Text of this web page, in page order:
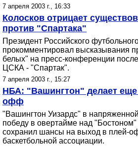
7 апреля 2003 г., 16:33
Колосков отрицает
против "Спартака"
Президент Российского
прокомментировал высказывания
белых" на пресс-конференции
ЦСКА - "Спартак".
7 апреля 2003 г., 15:27
НБА: "Вашингтон" делает
офф
"Вашингтон Уизардс" в
победу в овертайме над "Бостоном"
сохранил шансы на выход в плей-
баскетбольной ассоциации.